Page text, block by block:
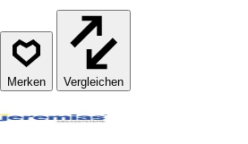
Vergleichen